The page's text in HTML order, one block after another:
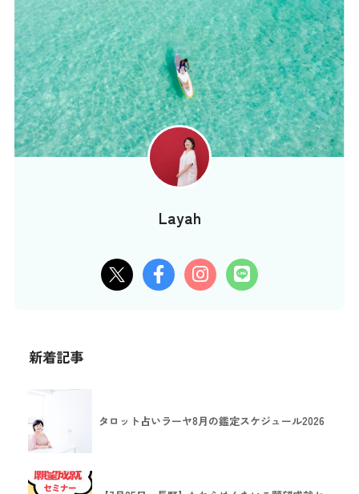
Layah
新着記事
タロット占いラーヤ8月の鑑定スケジュール2026